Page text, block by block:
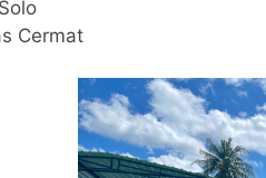
Cermat